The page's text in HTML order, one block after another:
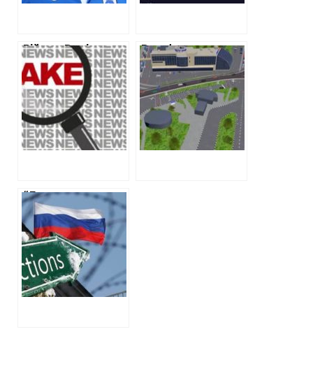
Війна з Росією:
порція фейків від
5 березня
Розв’язка на
«Київській» буде
коштувати більше
1,5 мільярда
гривень
“Лососнули
тунця”: Як
впливають на
росіян санкції.
Частина 4